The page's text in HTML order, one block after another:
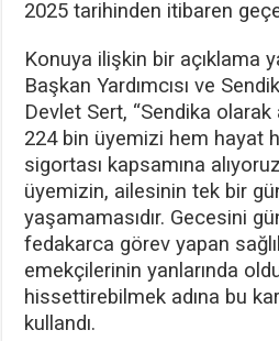
2025 tarihinden itibaren
Konuya ilişkin bir açıklama
Başkan Yardımcısı ve
Devlet Sert, “Sendika olarak
224 bin üyemizi hem hayat
sigortası kapsamına
üyemizin, ailesinin tek bir
yaşamamasıdır. Gecesini
fedakarca görev yapan
emekçilerinin yanlarında
hissettirebilmek adına bu
kullandı.